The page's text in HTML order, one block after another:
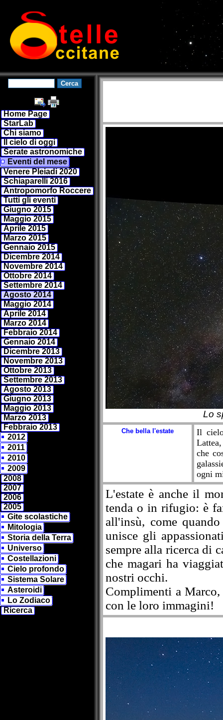
Home Page
StarLab
Chi siamo
Il cielo di oggi
Serate astronomiche
Eventi del mese
Venere Pleiadi 2020
Schiaparelli 2016
Antropomorfo Roccere
Tutti gli eventi
Giugno 2015
Maggio 2015
Aprile 2015
Marzo 2015
Gennaio 2015
Dicembre 2014
Novembre 2014
Ottobre 2014
Settembre 2014
Agosto 2014
Maggio 2014
Aprile 2014
Marzo 2014
Febbraio 2014
Gennaio 2014
Dicembre 2013
Novembre 2013
Ottobre 2013
Settembre 2013
Agosto 2013
Giugno 2013
Maggio 2013
Marzo 2013
Febbraio 2013
2012
2011
2010
2009
2008
2007
2006
2005
Gite scolastiche
Mitologia
Storia della Terra
Universo
Costellazioni
Cielo profondo
Sistema Solare
Asteroidi
Lo Zodiaco
Ricerca
Lo
Che bella l'estate
Il
che
ogni
L'estate è anche il
tenda o in rifugio: è
all'insù, come
unisce gli
sempre alla ricerca di
che magari ha
nostri occhi.
Complimenti a Marco,
con le loro immagini!